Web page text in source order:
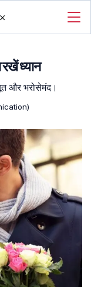
रखें ध्यान
और भरोसेमंद।